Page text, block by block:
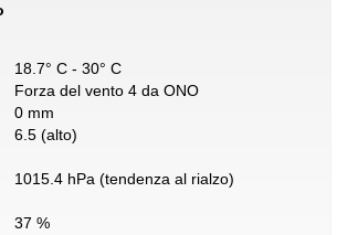
18.7° C - 30° C
Forza del vento 4 da ONO
0 mm
6.5 (alto)
1015.4 hPa (tendenza al rialzo)
37 %